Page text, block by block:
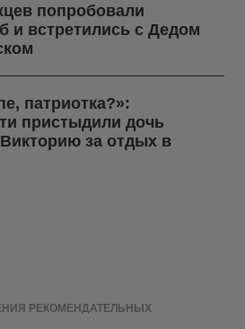
попробовали
и встретились с Дедом
патриотка?»:
пристыдили дочь
за отдых в
РЕКОМЕНДАТЕЛЬНЫХ